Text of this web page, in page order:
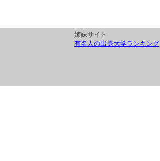
姉妹サイト
有名人の出身大学ランキング